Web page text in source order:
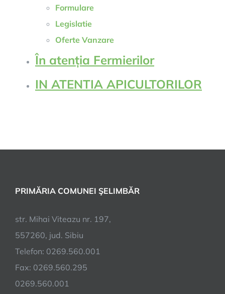
Formulare
Legislatie
Oferte Vanzare
În atenția Fermierilor
IN ATENTIA APICULTORILOR
PRIMĂRIA COMUNEI ŞELIMBĂR
str. Mihai Viteazu nr. 197,
557260, jud. Sibiu
Telefon: 0269.560.001
Fax: 0269.560.295
0269.560.001